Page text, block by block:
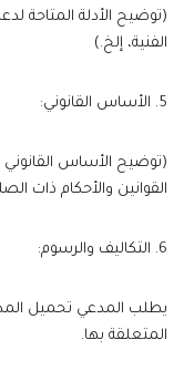
(توضيح الأدلة المتاحة
الفنية، إلخ.)
5. الأساس القانوني:
(توضيح الأساس القانوني
القوانين والأحكام ذات
6. التكاليف والرسوم:
يطلب المدعي تحميل
المتعلقة بها.